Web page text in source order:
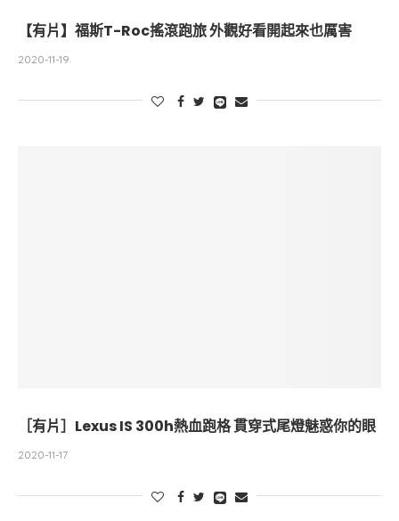
【有片】福斯T-Roc搖滾跑旅 外觀好看開起來也厲害
2020-11-19
［有片］Lexus IS 300h熱血跑格 貫穿式尾燈魅惑你的眼
2020-11-17